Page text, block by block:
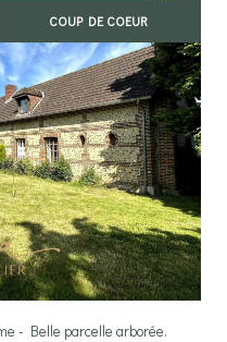
COUP DE COEUR
- Belle parcelle arborée.